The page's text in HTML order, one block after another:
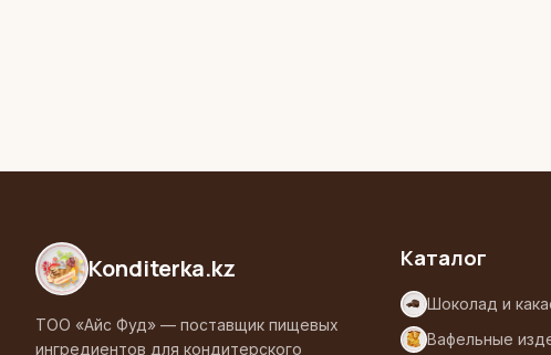
Konditerka.kz
ТОО «Айс Фуд» — поставщик пищевых
ингредиентов для кондитерского
Каталог
Шоколад и
Вафельные